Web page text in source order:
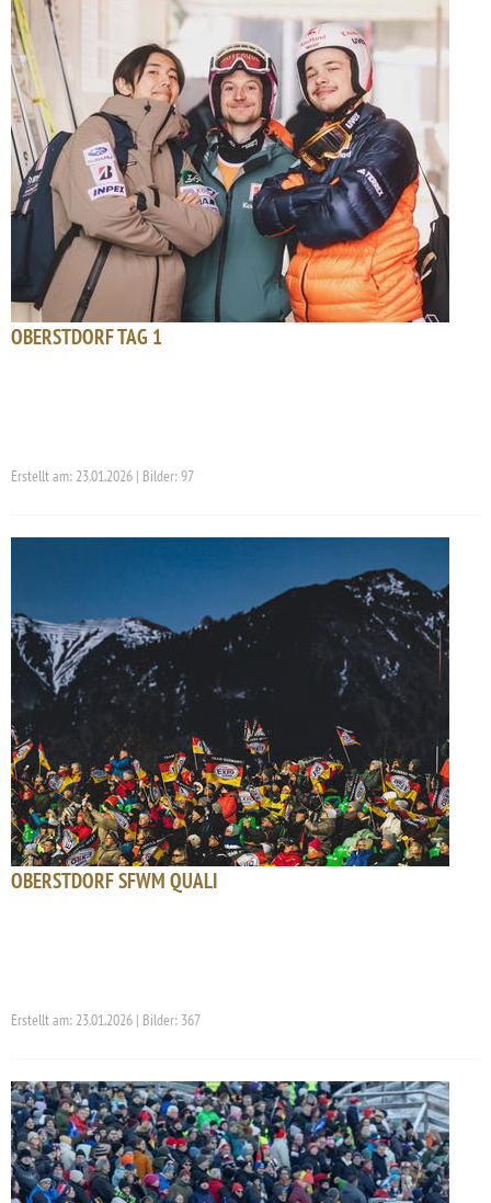
OBERSTDORF TAG 1
Erstellt am: 23.01.2026 | Bilder: 97
OBERSTDORF SFWM QUALI
Erstellt am: 23.01.2026 | Bilder: 367